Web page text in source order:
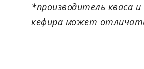
*производитель кваса и
кефира может